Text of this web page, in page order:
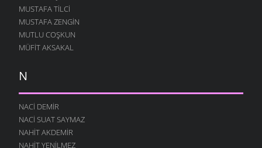
MUSTAFA TILCI
MUSTAFA ZENGIN
MUTLU COŞKUN
MÜFIT AKSAKAL
N
NACI DEMIR
NACI SUAT SAYMAZ
NAHIT AKDEMIR
NAHIT YENILMEZ